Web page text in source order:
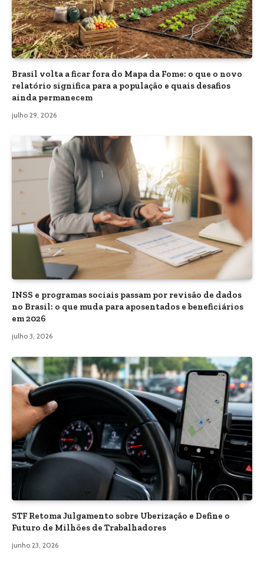
Brasil volta a ficar fora do Mapa da Fome: o que o novo
relatório significa para a população e quais desafios
ainda permanecem
julho 29, 2026
INSS e programas sociais passam por revisão de dados
no Brasil: o que muda para aposentados e beneficiários
em 2026
julho 3, 2026
STF Retoma Julgamento sobre Uberização e Define o
Futuro de Milhões de Trabalhadores
junho 23, 2026